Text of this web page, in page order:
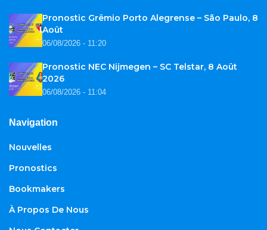
Pronostic Grêmio Porto Alegrense – São Paulo, 8
Août
06/08/2026 - 11:20
Pronostic NEC Nijmegen – SC Telstar, 8 Août
2026
06/08/2026 - 11:04
Navigation
Nouvelles
Pronostics
Bookmakers
À Propos De Nous